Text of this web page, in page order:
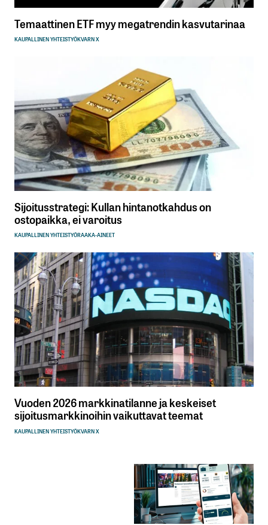
Temaattinen ETF myy megatrendin kasvutarinaa
KAUPALLINEN YHTEISTYÖKVARN X
Sijoitusstrategi: Kullan hintanotkahdus on
ostopaikka, ei varoitus
KAUPALLINEN YHTEISTYÖRAAKA-AINEET
Vuoden 2026 markkinatilanne ja keskeiset
sijoitusmarkkinoihin vaikuttavat teemat
KAUPALLINEN YHTEISTYÖKVARN X